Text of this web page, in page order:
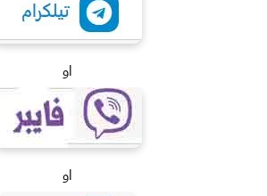
او
او